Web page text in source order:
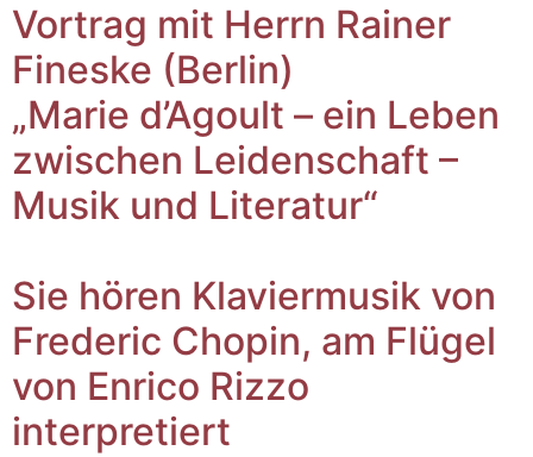
Vortrag mit Herrn Rainer
Fineske (Berlin)
„Marie d’Agoult – ein Leben
zwischen Leidenschaft –
Musik und Literatur“
Sie hören Klaviermusik von
Frederic Chopin, am Flügel
von Enrico Rizzo
interpretiert